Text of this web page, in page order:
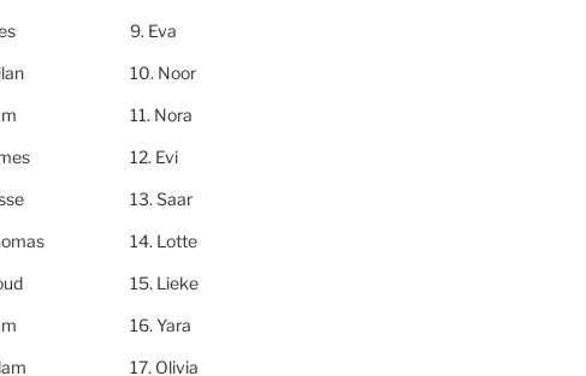
Eva
Noor
Nora
Evi
Saar
Lotte
Lieke
Yara
Olivia